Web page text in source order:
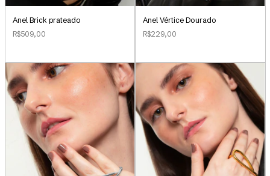
Anel Brick prateado
R$509,00
Anel Vértice Dourado
R$229,00